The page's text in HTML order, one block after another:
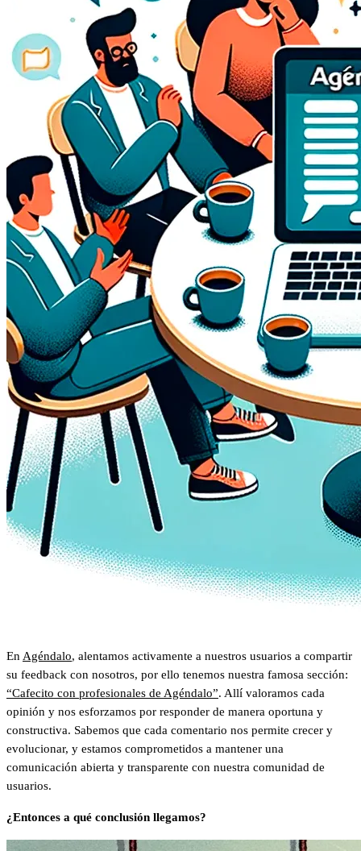
En Agéndalo, alentamos activamente a nuestros usuarios a compartir
su feedback con nosotros, por ello tenemos nuestra famosa sección:
“Cafecito con profesionales de Agéndalo”. Allí valoramos cada
opinión y nos esforzamos por responder de manera oportuna y
constructiva. Sabemos que cada comentario nos permite crecer y
evolucionar, y estamos comprometidos a mantener una
comunicación abierta y transparente con nuestra comunidad de
usuarios.
¿Entonces a qué conclusión llegamos?